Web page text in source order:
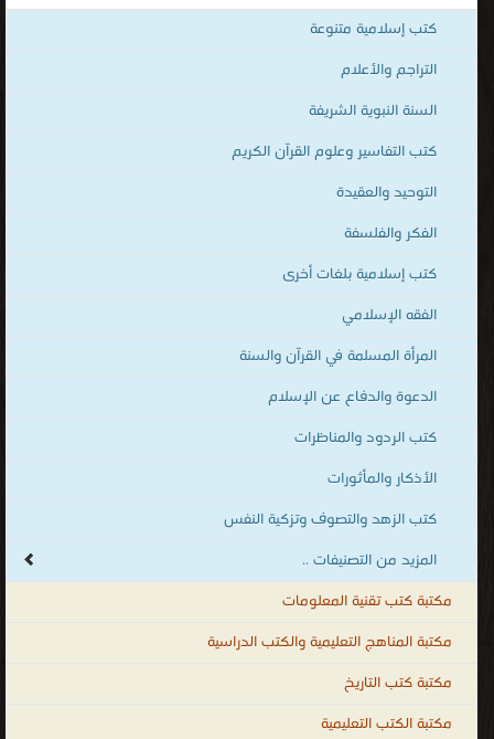
الصالحين ، برنامج للاستماع للقرآن ، islamic books ، islamic books in
urdu ، urdu islamic books free download ، islamic books free
download ، islamic books pdf ، best islamic books ، islamic books
for children ، arabic islamic books ، Quran book ، Quran and
Sunnah in multiple languages ، Quran ، Sunnah ، Islamic Books
french Library ، Islamic Books English Library ، Audio mp3
الهواتف الذكية والاجهزة الكفيّة أونلاين.
كتب إسلامية متنوعة
التراجم والأعلام
السنة النبوية الشريفة
كتب التفاسير وعلوم القرآن الكريم
التوحيد والعقيدة
الفكر والفلسفة
كتب إسلامية بلغات أخرى
الفقه الإسلامي
المرأة المسلمة في القرآن والسنة
الدعوة والدفاع عن الإسلام
كتب الردود والمناظرات
الأذكار والمأثورات
كتب الزهد والتصوف وتزكية النفس
المزيد من التصنيفات ..
مكتبة كتب تقنية المعلومات
مكتبة المناهج التعليمية والكتب الدراسية
مكتبة كتب التاريخ
مكتبة الكتب التعليمية